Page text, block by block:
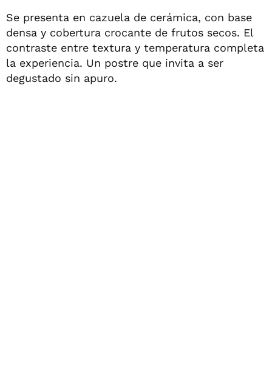
Se presenta en cazuela de cerámica, con base
densa y cobertura crocante de frutos secos. El
contraste entre textura y temperatura completa
la experiencia. Un postre que invita a ser
degustado sin apuro.